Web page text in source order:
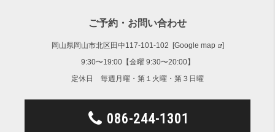
ご予約・お問い合わせ
岡山県岡山市北区田中117-101-102 [Google map
]
9:30〜19:00【金曜 9:30〜20:00】
定休日 毎週月曜・第１火曜・第３日曜
086-244-1301